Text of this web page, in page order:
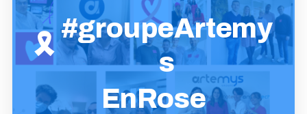
🎗️
#groupeArtemy
s
EnRose